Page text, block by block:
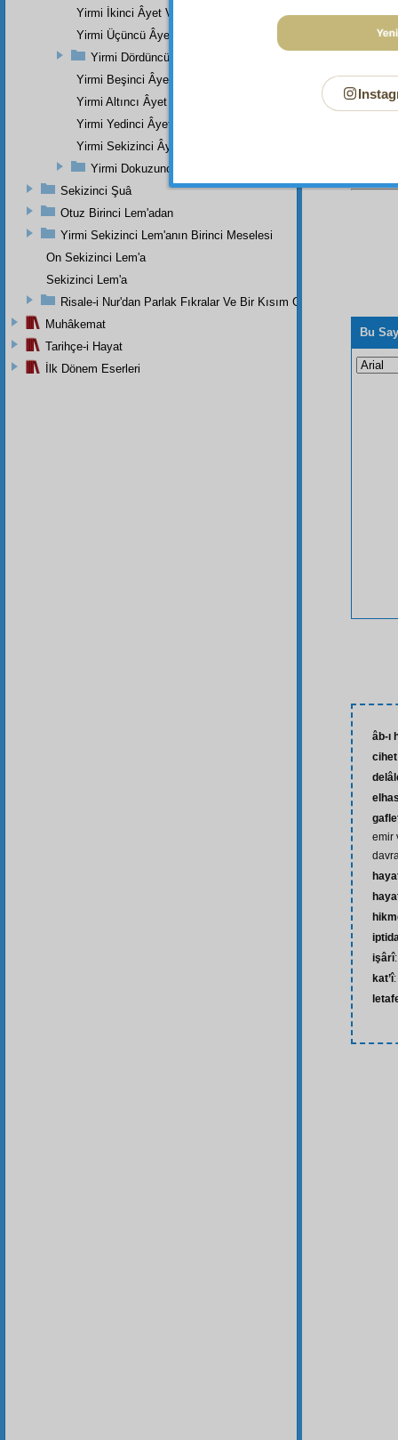
kimse,
mu?"
Bu
âb-ı
cihet
emir
işârî
kat’î
Yirmi İkinci Âyet Ve Âyetler
Yirmi Üçüncü Âyet
Yirmi Dördüncü Âyet Veya Âyetler
Yirmi Beşinci Âyet
Yirmi Altıncı Âyet
Yirmi Yedinci Âyet
Yirmi Sekizinci Âyet
Yirmi Dokuzuncu Âyet
Sekizinci Şuâ
Otuz Birinci Lem'adan
Yirmi Sekizinci Lem'anın Birinci Meselesi
On Sekizinci Lem'a
Sekizinci Lem'a
Risale-i Nur'dan Parlak Fıkralar Ve Bir Kısım Güzel Mektuplar
Muhâkemat
Tarihçe-i Hayat
İlk Dönem Eserleri